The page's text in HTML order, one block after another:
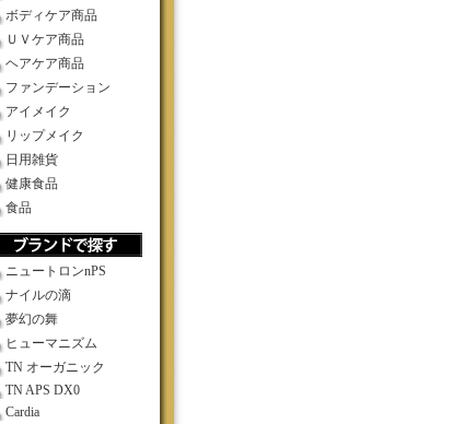
ボディケア商品
ＵＶケア商品
ヘアケア商品
ファンデーション
アイメイク
リップメイク
日用雑貨
健康食品
食品
ニュートロンnPS
ナイルの滴
夢幻の舞
ヒューマニズム
TN オーガニック
TN APS DX0
Cardia